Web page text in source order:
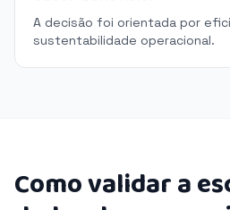
A decisão foi orientada por
sustentabilidade operacional.
Como validar a